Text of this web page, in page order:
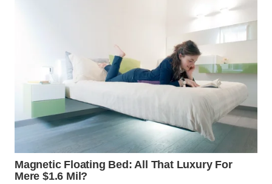
INFRASTRUKTUR
WAHANA
KONSUMEN
WAHANA
WAHANA